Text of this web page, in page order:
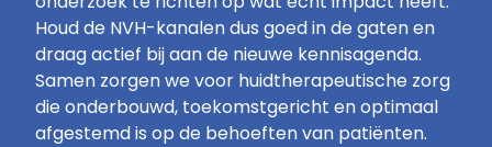
Houd de NVH-kanalen dus goed in de gaten en
draag actief bij aan de nieuwe kennisagenda.
Samen zorgen we voor huidtherapeutische zorg
die onderbouwd, toekomstgericht en optimaal
afgestemd is op de behoeften van patiënten.